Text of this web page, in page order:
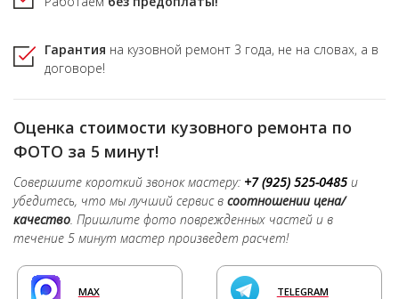
Гарантия на кузовной ремонт 3 года, не на словах, а в
договоре!
Оценка стоимости кузовного ремонта по
ФОТО за 5 минут!
Совершите короткий звонок мастеру: +7 (925) 525-0485 и
убедитесь, что мы лучший сервис в соотношении цена/
качество. Пришлите фото поврежденных частей и в
течение 5 минут мастер произведет расчет!
MAX TELEGRAM